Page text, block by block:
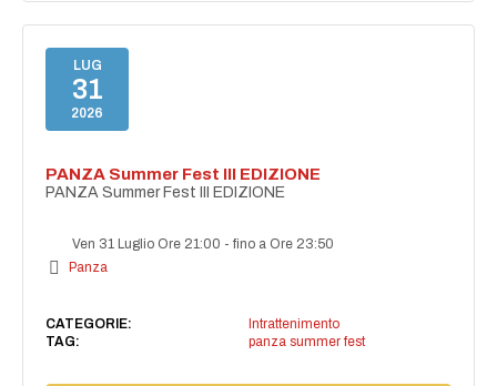
LUG
31
2026
PANZA Summer Fest III EDIZIONE
PANZA Summer Fest III EDIZIONE
Ven 31 Luglio Ore 21:00 -fino a Ore 23:50
Panza
CATEGORIE:
Intrattenimento
TAG:
panza summer fest